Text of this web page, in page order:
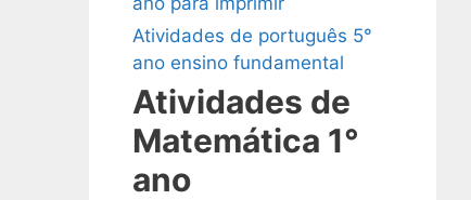
Atividades de português 5°
ano ensino fundamental
Atividades de
Matemática 1°
ano